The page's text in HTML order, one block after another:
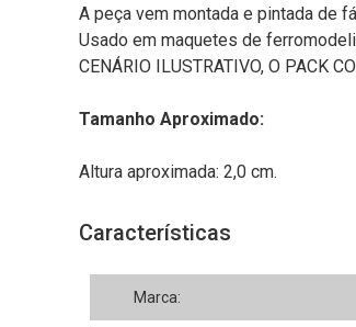
A peça vem montada e pintada de
Usado em maquetes de
CENÁRIO ILUSTRATIVO, O PACK
Tamanho Aproximado:
Altura aproximada: 2,0 cm.
Características
Marca: